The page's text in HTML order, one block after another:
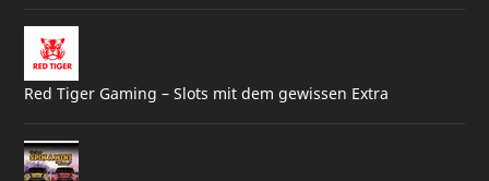
Red Tiger Gaming – Slots mit dem gewissen Extra